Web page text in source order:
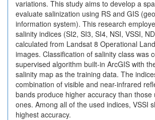
variations. This study aims to develop a
evaluate salinization using RS and GIS
information system). This research
salinity indices (SI2, SI3, SI4, NSI, VSSI,
calculated from Landsat 8 Operational
images. Classification of salinity class was
supervised algorithm built-in ArcGIS with
salinity map as the training data. The
combination of visible and near-infrared
bands produce higher accuracy than those
ones. Among all of the used indices, VSSI
highest accuracy.